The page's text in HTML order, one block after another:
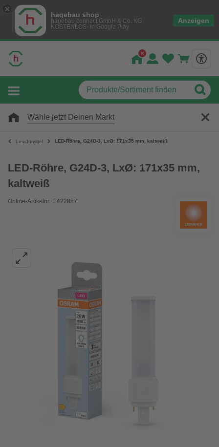
hagebau shop
hagebau connect GmbH & Co. KG
KOSTENLOS- In Google Play
Anzeigen
Wähle jetzt Deinen Markt
Leuchtmittel LED-Röhre, G24D-3, LxØ: 171x35 mm, kaltweiß
LED-Röhre, G24D-3, LxØ: 171x35 mm,
kaltweiß
Online-Artikelnr.: 1422887